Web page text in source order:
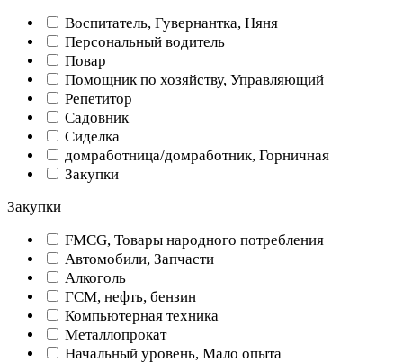
Воспитатель, Гувернантка, Няня
Персональный водитель
Повар
Помощник по хозяйству, Управляющий
Репетитор
Садовник
Сиделка
домработница/домработник, Горничная
Закупки
Закупки
FMCG, Товары народного потребления
Автомобили, Запчасти
Алкоголь
ГСМ, нефть, бензин
Компьютерная техника
Металлопрокат
Начальный уровень, Мало опыта